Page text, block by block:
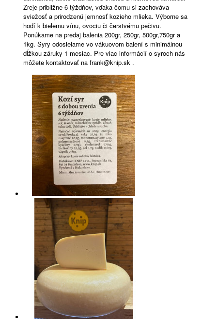
Zreje približne 6 týždňov, vďaka čomu si zachováva
sviežosť a prirodzenú jemnosť kozieho mlieka. Výborne sa
hodí k bielemu vínu, ovociu či čerstvému pečivu.
Ponúkame na predaj balenia 200gr, 250gr, 500gr,750gr a
1kg. Syry odosielame vo vákuovom balení s minimálnou
dĺžkou záruky 1 mesiac. Pre viac informácií o syroch nás
môžete kontaktovať na frank@knip.sk .